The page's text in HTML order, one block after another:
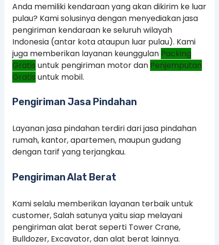
Anda memiliki kendaraan yang akan dikirim ke luar
pulau? Kami solusinya dengan menyediakan jasa
pengiriman kendaraan ke seluruh wilayah
Indonesia (antar kota ataupun luar pulau). Kami
juga memberikan layanan keunggulan Packing
Gratis untuk pengiriman motor dan Penjemputan
Gratis untuk mobil.
Pengiriman Jasa Pindahan
Layanan jasa pindahan terdiri dari jasa pindahan
rumah, kantor, apartemen, maupun gudang
dengan tarif yang terjangkau.
Pengiriman Alat Berat
Kami selalu memberikan layanan terbaik untuk
customer, Salah satunya yaitu siap melayani
pengiriman alat berat seperti Tower Crane,
Bulldozer, Excavator, dan alat berat lainnya.